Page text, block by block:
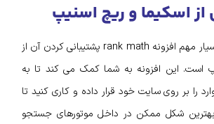
یکی از ویژگی های بسیار مهم افزونه rank math پشتیبانی کردن آن از
است. این افزونه به شما کمک می کند تا به
را بر روی سایت خود قرار داده و کاری کنید تا
شکل ممکن در داخل موتورهای جستجو